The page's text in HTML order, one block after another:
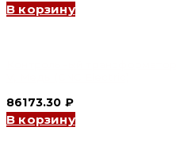
В корзину
86173.30 ₽
В корзину